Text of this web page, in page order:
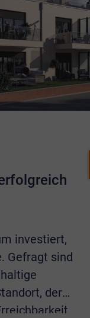
investiert,
Gefragt sind
der